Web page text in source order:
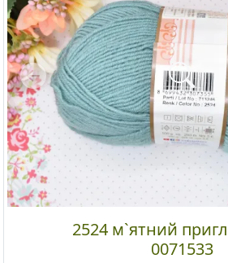
Previous
2524 м`ятний
0071533